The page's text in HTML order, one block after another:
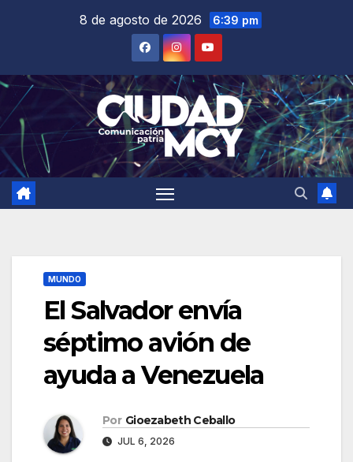
8 de agosto de 2026 6:39 pm
MUNDO
El Salvador envía
séptimo avión de
ayuda a Venezuela
Por Gioezabeth Ceballo
JUL 6, 2026